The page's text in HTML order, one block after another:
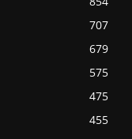
707
679
575
475
455